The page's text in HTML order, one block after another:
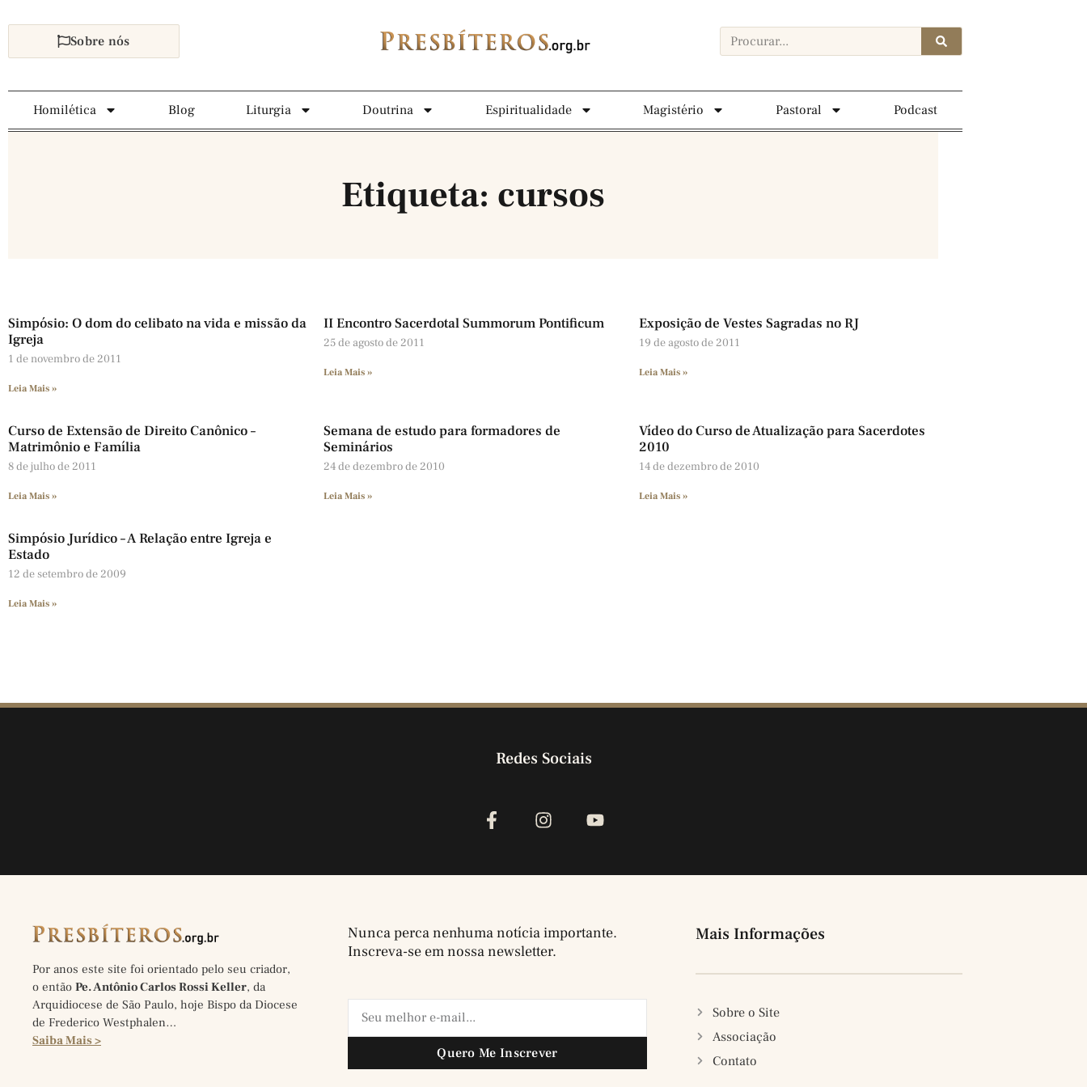
Sobre nós
Homilética Blog Liturgia Doutrina Espiritualidade Magistério Pastoral Podcast
Etiqueta: cursos
Simpósio: O dom do celibato na vida e missão da
Igreja
1 de novembro de 2011
Leia Mais »
II Encontro Sacerdotal Summorum Pontificum
25 de agosto de 2011
Leia Mais »
Exposição de Vestes Sagradas no RJ
19 de agosto de 2011
Leia Mais »
Curso de Extensão de Direito Canônico –
Matrimônio e Família
8 de julho de 2011
Leia Mais »
Semana de estudo para formadores de
Seminários
24 de dezembro de 2010
Leia Mais »
Vídeo do Curso de Atualização para Sacerdotes
2010
14 de dezembro de 2010
Leia Mais »
Simpósio Jurídico – A Relação entre Igreja e
Estado
12 de setembro de 2009
Leia Mais »
Redes Sociais
Por anos este site foi orientado pelo seu criador,
o então Pe. Antônio Carlos Rossi Keller, da
Arquidiocese de São Paulo, hoje Bispo da Diocese
de Frederico Westphalen…
Saiba Mais >
Nunca perca nenhuma notícia importante.
Inscreva-se em nossa newsletter.
Quero Me Inscrever
Mais Informações
Sobre o Site
Associação
Contato